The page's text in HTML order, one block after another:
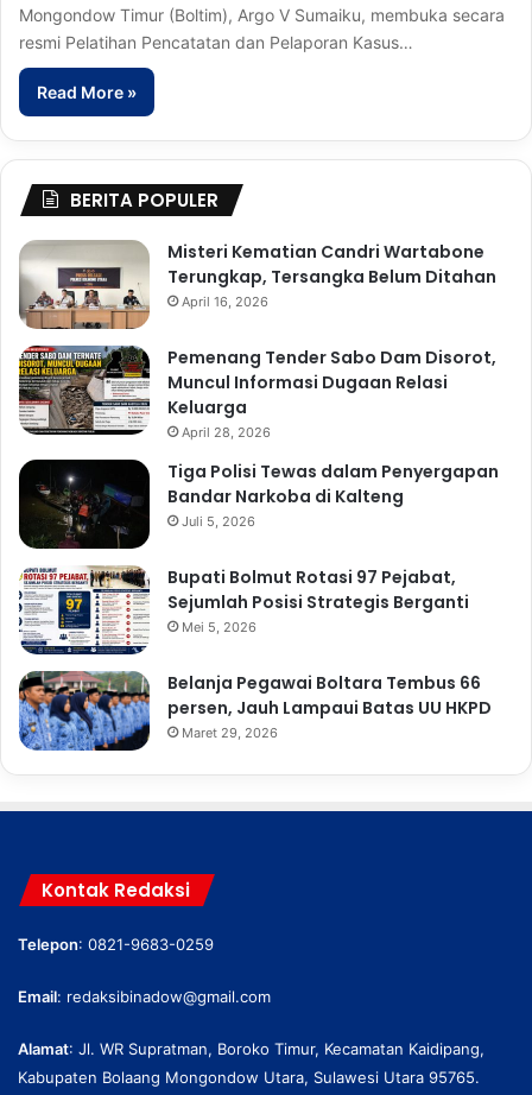
Mongondow Timur (Boltim), Argo V Sumaiku, membuka secara
resmi Pelatihan Pencatatan dan Pelaporan Kasus…
Read More »
BERITA POPULER
Misteri Kematian Candri Wartabone
Terungkap, Tersangka Belum Ditahan
April 16, 2026
Pemenang Tender Sabo Dam Disorot,
Muncul Informasi Dugaan Relasi
Keluarga
April 28, 2026
Tiga Polisi Tewas dalam Penyergapan
Bandar Narkoba di Kalteng
Juli 5, 2026
Bupati Bolmut Rotasi 97 Pejabat,
Sejumlah Posisi Strategis Berganti
Mei 5, 2026
Belanja Pegawai Boltara Tembus 66
persen, Jauh Lampaui Batas UU HKPD
Maret 29, 2026
Kontak Redaksi
Telepon: 0821-9683-0259
Email: redaksibinadow@gmail.com
Alamat: Jl. WR Supratman, Boroko Timur, Kecamatan Kaidipang,
Kabupaten Bolaang Mongondow Utara, Sulawesi Utara 95765.